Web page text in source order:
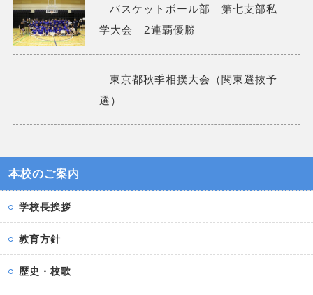
バスケットボール部 第七支部私
学大会 2連覇優勝
東京都秋季相撲大会（関東選抜予
選）
本校のご案内
学校長挨拶
教育方針
歴史・校歌